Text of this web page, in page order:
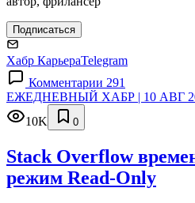
Подписаться
Хабр КарьераTelegram
Комментарии 291
ЕЖЕДНЕВНЫЙ ХАБР | 10 АВГ
10K
0
Stack Overflow
режим Read-Only